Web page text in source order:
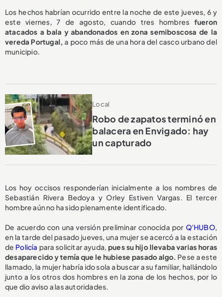
Los hechos habrían ocurrido entre la noche de este jueves, 6 y
este viernes, 7 de agosto, cuando tres hombres fueron
atacados a bala y abandonados en zona semiboscosa de la
vereda Portugal, a poco más de una hora del casco urbano del
municipio.
Local
Robo de zapatos terminó en
balacera en Envigado: hay
un capturado
Los hoy occisos responderían inicialmente a los nombres de
Sebastián Rivera Bedoya y Orley Estiven Vargas. El tercer
hombre aún no ha sido plenamente identificado.
De acuerdo con una versión preliminar conocida por Q’HUBO,
en la tarde del pasado jueves, una mujer se acercó a la estación
de Policía para solicitar ayuda, pues su hijo llevaba varias horas
desaparecido y temía que le hubiese pasado algo. Pese a este
llamado, la mujer habría ido sola a buscar a su familiar, hallándolo
junto a los otros dos hombres en la zona de los hechos, por lo
que dio aviso a las autoridades.